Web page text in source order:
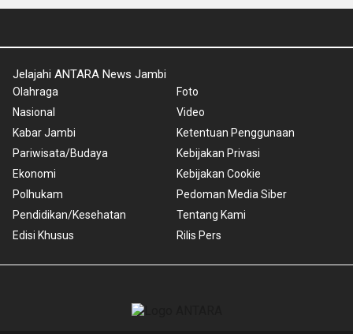
Jelajahi ANTARA News Jambi
Olahraga
Nasional
Kabar Jambi
Pariwisata/Budaya
Ekonomi
Polhukam
Pendidikan/Kesehatan
Edisi Khusus
Foto
Video
Ketentuan Penggunaan
Kebijakan Privasi
Kebijakan Cookie
Pedoman Media Siber
Tentang Kami
Rilis Pers